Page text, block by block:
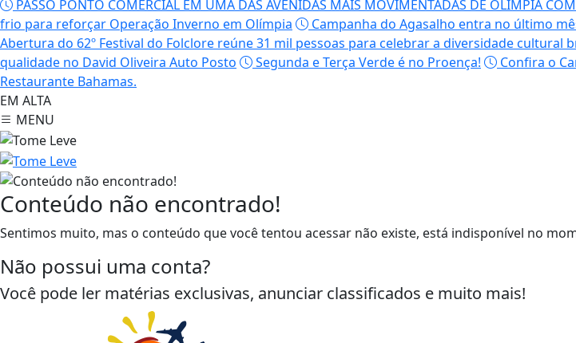
PASSO PONTO COMERCIAL EM UMA DAS AVENIDAS MAIS MOVIMENTADAS DE OLÍMPIA
frio para reforçar Operação Inverno em Olímpia
Campanha do Agasalho entra no último
Abertura do 62º Festival do Folclore reúne 31 mil pessoas para celebrar a diversidade cultural
qualidade no David Oliveira Auto Posto
Segunda e Terça Verde é no Proença! Confira o
Restaurante Bahamas.
EM ALTA
MENU
Conteúdo não encontrado!
Sentimos muito, mas o conteúdo que você tentou acessar não existe, está indisponível no
Não possui uma conta?
Você pode ler matérias exclusivas, anunciar classificados e muito mais!